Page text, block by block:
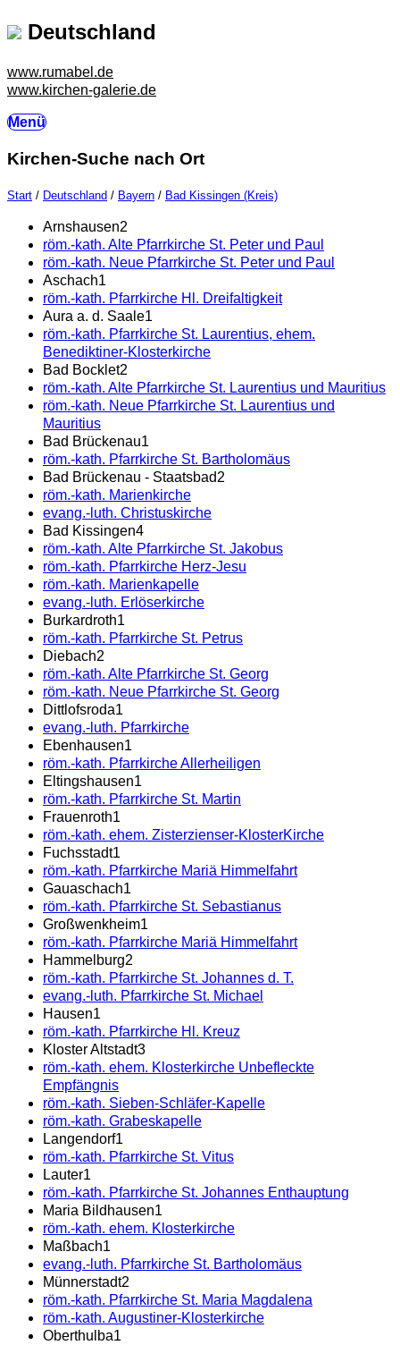
Deutschland
www.rumabel.de
www.kirchen-galerie.de
Menü
Kirchen-Suche nach Ort
Start / Deutschland / Bayern / Bad Kissingen (Kreis)
Arnshausen2
röm.-kath. Alte Pfarrkirche St. Peter und Paul
röm.-kath. Neue Pfarrkirche St. Peter und Paul
Aschach1
röm.-kath. Pfarrkirche Hl. Dreifaltigkeit
Aura a. d. Saale1
röm.-kath. Pfarrkirche St. Laurentius, ehem.
Benediktiner-Klosterkirche
Bad Bocklet2
röm.-kath. Alte Pfarrkirche St. Laurentius und Mauritius
röm.-kath. Neue Pfarrkirche St. Laurentius und
Mauritius
Bad Brückenau1
röm.-kath. Pfarrkirche St. Bartholomäus
Bad Brückenau - Staatsbad2
röm.-kath. Marienkirche
evang.-luth. Christuskirche
Bad Kissingen4
röm.-kath. Alte Pfarrkirche St. Jakobus
röm.-kath. Pfarrkirche Herz-Jesu
röm.-kath. Marienkapelle
evang.-luth. Erlöserkirche
Burkardroth1
röm.-kath. Pfarrkirche St. Petrus
Diebach2
röm.-kath. Alte Pfarrkirche St. Georg
röm.-kath. Neue Pfarrkirche St. Georg
Dittlofsroda1
evang.-luth. Pfarrkirche
Ebenhausen1
röm.-kath. Pfarrkirche Allerheiligen
Eltingshausen1
röm.-kath. Pfarrkirche St. Martin
Frauenroth1
röm.-kath. ehem. Zisterzienser-KlosterKirche
Fuchsstadt1
röm.-kath. Pfarrkirche Mariä Himmelfahrt
Gauaschach1
röm.-kath. Pfarrkirche St. Sebastianus
Großwenkheim1
röm.-kath. Pfarrkirche Mariä Himmelfahrt
Hammelburg2
röm.-kath. Pfarrkirche St. Johannes d. T.
evang.-luth. Pfarrkirche St. Michael
Hausen1
röm.-kath. Pfarrkirche Hl. Kreuz
Kloster Altstadt3
röm.-kath. ehem. Klosterkirche Unbefleckte
Empfängnis
röm.-kath. Sieben-Schläfer-Kapelle
röm.-kath. Grabeskapelle
Langendorf1
röm.-kath. Pfarrkirche St. Vitus
Lauter1
röm.-kath. Pfarrkirche St. Johannes Enthauptung
Maria Bildhausen1
röm.-kath. ehem. Klosterkirche
Maßbach1
evang.-luth. Pfarrkirche St. Bartholomäus
Münnerstadt2
röm.-kath. Pfarrkirche St. Maria Magdalena
röm.-kath. Augustiner-Klosterkirche
Oberthulba1